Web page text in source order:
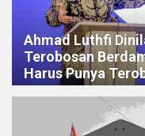
Ahmad Luthfi
Terobosan
Harus Punya